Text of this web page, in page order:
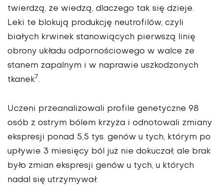
twierdzą, że wiedzą, dlaczego tak się dzieje.
Leki te blokują produkcję neutrofilów, czyli
białych krwinek stanowiących pierwszą linię
obrony układu odpornościowego w walce ze
stanem zapalnym i w naprawie uszkodzonych
tkanek7.
Uczeni przeanalizowali profile genetyczne 98
osób z ostrym bólem krzyża i odnotowali zmiany
ekspresji ponad 5,5 tys. genów u tych, którym po
upływie 3 miesięcy ból już nie dokuczał, ale brak
było zmian ekspresji genów u tych, u których
nadal się utrzymywał.